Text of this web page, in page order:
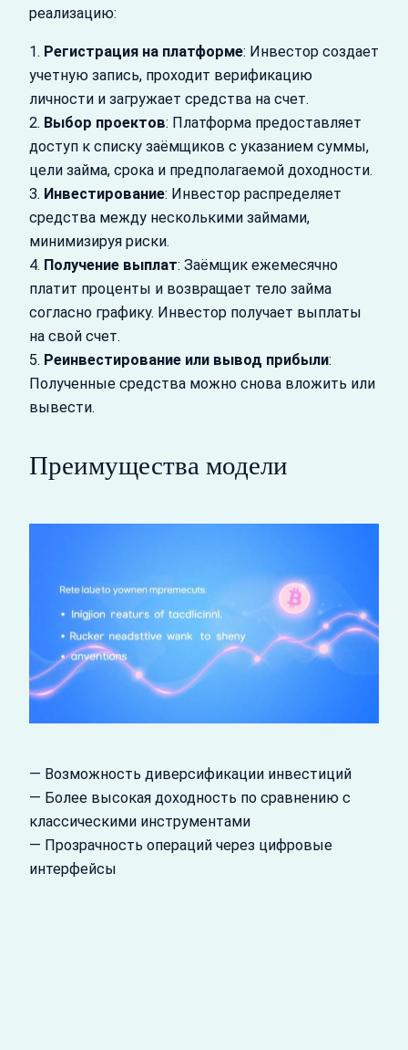
реализацию:
1. Регистрация на платформе: Инвестор создает
учетную запись, проходит верификацию
личности и загружает средства на счет.
2. Выбор проектов: Платформа предоставляет
доступ к списку заёмщиков с указанием суммы,
цели займа, срока и предполагаемой доходности.
3. Инвестирование: Инвестор распределяет
средства между несколькими займами,
минимизируя риски.
4. Получение выплат: Заёмщик ежемесячно
платит проценты и возвращает тело займа
согласно графику. Инвестор получает выплаты
на свой счет.
5. Реинвестирование или вывод прибыли:
Полученные средства можно снова вложить или
вывести.
Преимущества модели
— Возможность диверсификации инвестиций
— Более высокая доходность по сравнению с
классическими инструментами
— Прозрачность операций через цифровые
интерфейсы